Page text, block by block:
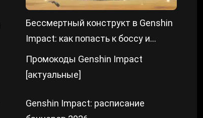
Бессмертный конструкт в Genshin
Impact: как попасть к боссу и
победить
Промокоды Genshin Impact
[актуальные]
Genshin Impact: расписание